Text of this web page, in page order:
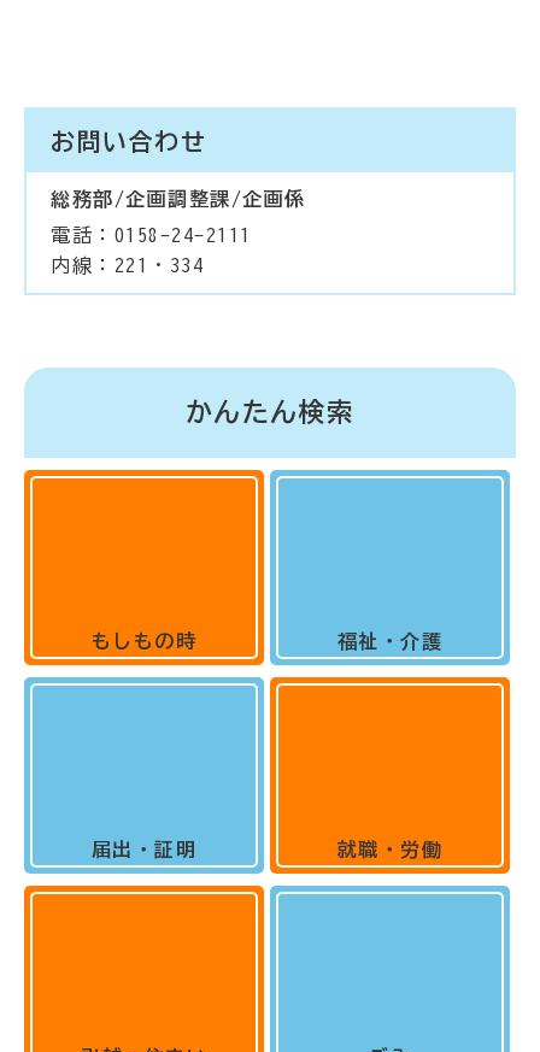
お問い合わせ
総務部/企画調整課/企画係
電話：0158-24-2111
内線：221・334
かんたん検索
もしもの時
届出・証明
福祉・介護
就職・労働